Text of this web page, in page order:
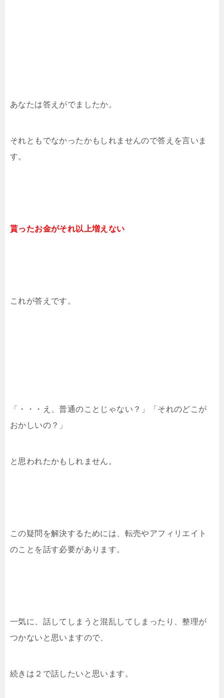
あなたは答えがでましたか。
それともでなかったかもしれませんので答えを言いま
す。
貰ったお金がそれ以上増えない
これが答えです。
「・・・え、普通のことじゃない？」「それのどこが
おかしいの？」
と思われたかもしれません。
この疑問を解決するためには、転売やアフィリエイト
のことを話す必要があります。
一気に、話してしまうと混乱してしまったり、整理が
つかないと思いますので、
続きは２で話したいと思います。